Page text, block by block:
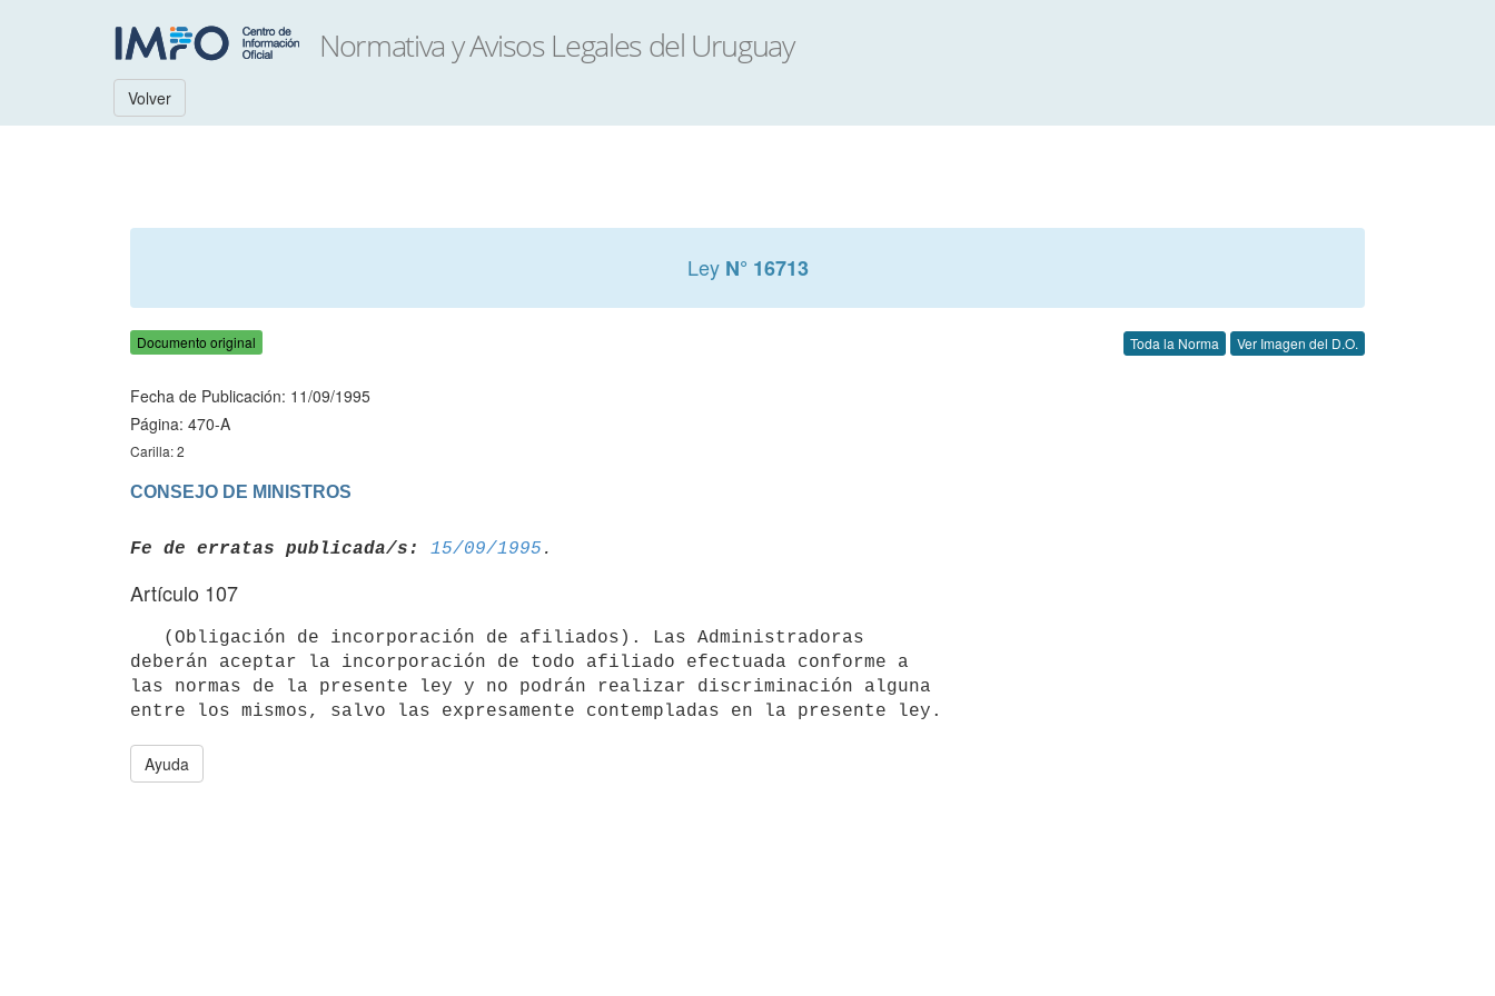
Volver
Ley N° 16713
Documento original Toda la Norma Ver Imagen del D.O.
Fecha de Publicación: 11/09/1995
Página: 470-A
Carilla: 2
Fe de erratas publicada/s: 15/09/1995
Artículo 107
deberán aceptar la incorporación de todo afiliado efectuada conforme a
las normas de la presente ley y no podrán realizar discriminación alguna
Ayuda